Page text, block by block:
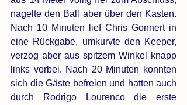
nagelte den Ball aber über den Kasten.
Nach 10 Minuten lief Chris Gonnert in
eine Rückgabe, umkurvte den Keeper,
verzog aber aus spitzem Winkel knapp
links vorbei. Nach 20 Minuten konnten
sich die Gäste befreien und hatten auch
durch Rodrigo Lourenco die erste